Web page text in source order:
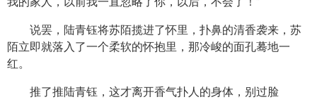
说罢，陆青钰将苏陌揽进了怀里，扑鼻的清香袭来，苏
陌立即就落入了一个柔软的怀抱里，那冷峻的面孔蓦地一
红。
推了推陆青钰，这才离开香气扑人的身体，别过脸